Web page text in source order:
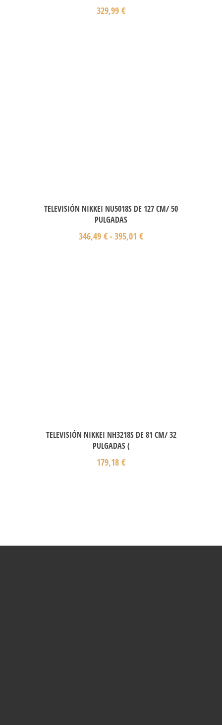
329,99 €
TELEVISIÓN NIKKEI NU5018S DE 127 CM/ 50
PULGADAS
346,49 €- 395,01 €
TELEVISIÓN NIKKEI NH3218S DE 81 CM/ 32
PULGADAS (
179,18 €